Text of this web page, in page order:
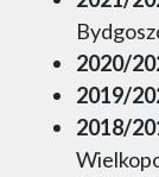
2020/
2019/
2018/